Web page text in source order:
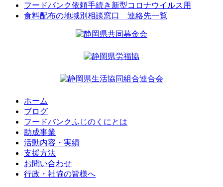
フードバンク依頼手続き新型コロナウイルス用
食料配布の地域別相談窓口 連絡先一覧
ホーム
ブログ
フードバンクふじのくにとは
助成事業
活動内容・実績
支援方法
お問い合わせ
行政・社協の皆様へ